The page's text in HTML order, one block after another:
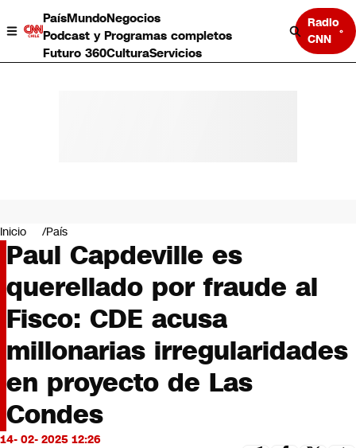
PaísMundoNegocios
Podcast y Programas completos
Futuro 360CulturaServicios
Radio
CNN
Negocios
Deportes
Programas completos
Cultura
Servicios
Bits
CNN tiempo
Opinión
Inicio País
Paul Capdeville es
querellado por fraude al
Fisco: CDE acusa
millonarias irregularidades
en proyecto de Las
Condes
14- 02- 2025 12:26